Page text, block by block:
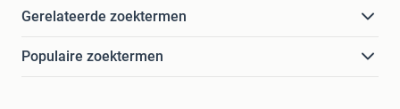
Gerelateerde zoektermen
Populaire zoektermen